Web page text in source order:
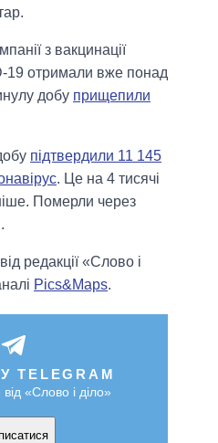
з вакцинації
19 отримали вже понад
добу прищепили
підтвердили 11 145
. Це на 4 тисячі
Померли через
редакції «Слово і
Pics&Maps.
TELEGRAM
«Слово і діло»